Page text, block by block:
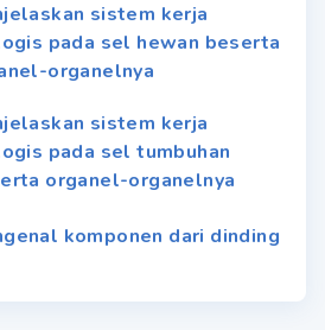
sistem kerja
pada sel hewan beserta
organelnya
sistem kerja
pada sel tumbuhan
organel-organelnya
komponen dari dinding